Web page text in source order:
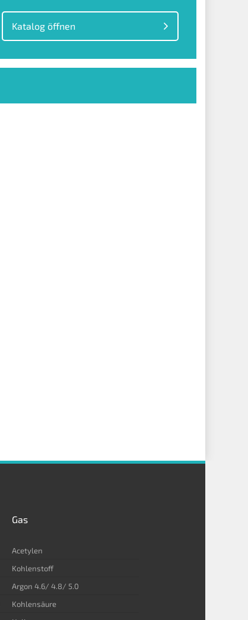
Katalog öffnen
Gas
Acetylen
Kohlenstoff
Argon 4.6/ 4.8/ 5.0
Kohlensäure